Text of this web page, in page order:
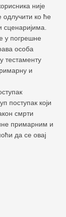
није
одлучити ко ће
у погрешне
особа
тестаменту
и
поступак који
смрти
примарним и
да се овај